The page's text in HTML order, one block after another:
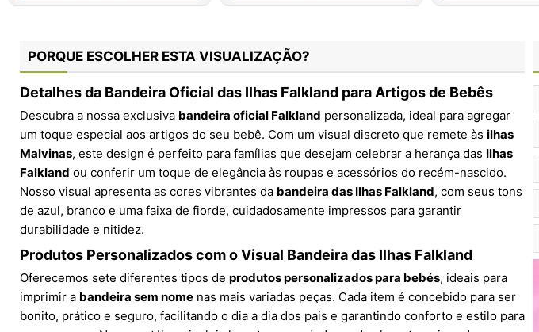
PORQUE ESCOLHER ESTA VISUALIZAÇÃO?
Detalhes da Bandeira Oficial das Ilhas Falkland para Artigos de Bebês
Descubra a nossa exclusiva bandeira oficial Falkland personalizada, ideal para agregar
um toque especial aos artigos do seu bebê. Com um visual discreto que remete às ilhas
Malvinas, este design é perfeito para famílias que desejam celebrar a herança das Ilhas
Falkland ou conferir um toque de elegância às roupas e acessórios do recém-nascido.
Nosso visual apresenta as cores vibrantes da bandeira das Ilhas Falkland, com seus tons
de azul, branco e uma faixa de fiorde, cuidadosamente impressos para garantir
durabilidade e nitidez.
Produtos Personalizados com o Visual Bandeira das Ilhas Falkland
Oferecemos sete diferentes tipos de produtos personalizados para bebés, ideais para
imprimir a bandeira sem nome nas mais variadas peças. Cada item é concebido para ser
bonito, prático e seguro, facilitando o dia a dia dos pais e garantindo conforto e estilo para